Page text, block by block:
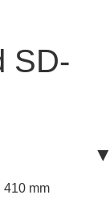
SD-
410 mm